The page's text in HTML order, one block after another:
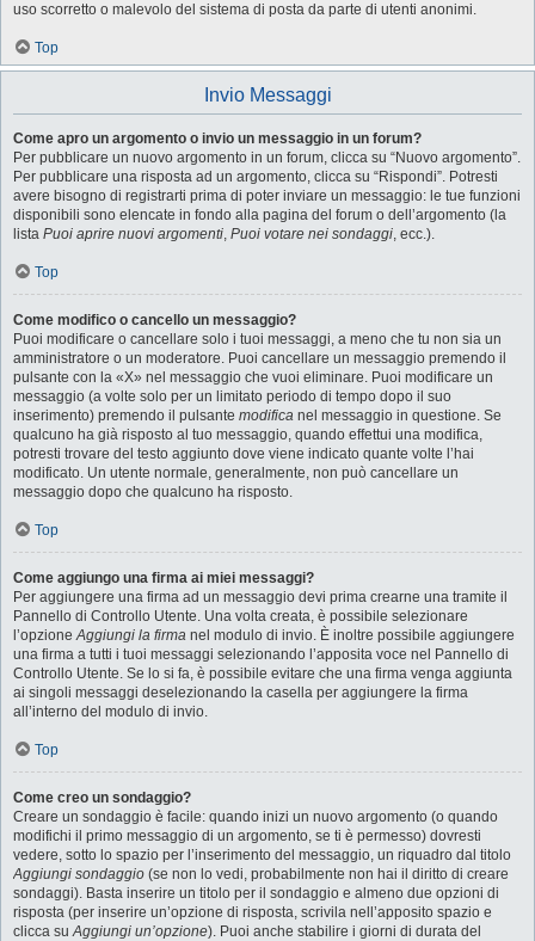
uso scorretto o malevolo del sistema di posta da parte di utenti anonimi.
Top
Invio Messaggi
Come apro un argomento o invio un messaggio in un forum?
Per pubblicare un nuovo argomento in un forum, clicca su “Nuovo argomento”.
Per pubblicare una risposta ad un argomento, clicca su “Rispondi”. Potresti
avere bisogno di registrarti prima di poter inviare un messaggio: le tue funzioni
disponibili sono elencate in fondo alla pagina del forum o dell’argomento (la
lista Puoi aprire nuovi argomenti, Puoi votare nei sondaggi, ecc.).
Top
Come modifico o cancello un messaggio?
Puoi modificare o cancellare solo i tuoi messaggi, a meno che tu non sia un
amministratore o un moderatore. Puoi cancellare un messaggio premendo il
pulsante con la «X» nel messaggio che vuoi eliminare. Puoi modificare un
messaggio (a volte solo per un limitato periodo di tempo dopo il suo
inserimento) premendo il pulsante modifica nel messaggio in questione. Se
qualcuno ha già risposto al tuo messaggio, quando effettui una modifica,
potresti trovare del testo aggiunto dove viene indicato quante volte l’hai
modificato. Un utente normale, generalmente, non può cancellare un
messaggio dopo che qualcuno ha risposto.
Top
Come aggiungo una firma ai miei messaggi?
Per aggiungere una firma ad un messaggio devi prima crearne una tramite il
Pannello di Controllo Utente. Una volta creata, è possibile selezionare
l’opzioneAggiungi la firma nel modulo di invio. È inoltre possibile aggiungere
una firma a tutti i tuoi messaggi selezionando l’apposita voce nel Pannello di
Controllo Utente. Se lo si fa, è possibile evitare che una firma venga aggiunta
ai singoli messaggi deselezionando la casella per aggiungere la firma
all’interno del modulo di invio.
Top
Come creo un sondaggio?
Creare un sondaggio è facile: quando inizi un nuovo argomento (o quando
modifichi il primo messaggio di un argomento, se ti è permesso) dovresti
vedere, sotto lo spazio per l’inserimento del messaggio, un riquadro dal titolo
Aggiungi sondaggio (se non lo vedi, probabilmente non hai il diritto di creare
sondaggi). Basta inserire un titolo per il sondaggio e almeno due opzioni di
risposta (per inserire un’opzione di risposta, scrivila nell’apposito spazio e
clicca suAggiungi un’opzione). Puoi anche stabilire i giorni di durata del